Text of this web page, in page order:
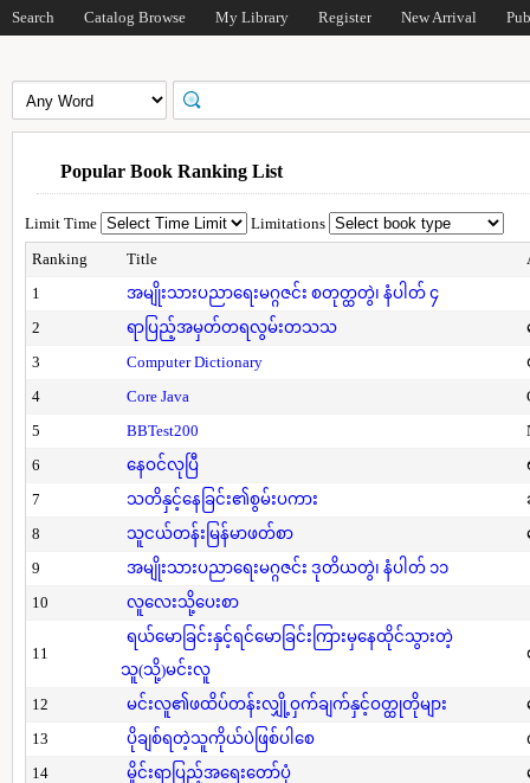
Search Catalog Browse My Library Register New Arrival
Popular Book Ranking List
Limit Time
Limitations
Ranking
Title
1
အမျိုးသားပညာရေးမဂ္ဂဇင်း စတုတ္ထတွဲ၊ နံပါတ် ၄
2
ရာပြည့်အမှတ်တရလွမ်းတသသ
3
Computer Dictionary
4
Core Java
5
BBTest200
6
နေဝင်လုပြီ
7
သတိနှင့်နေခြင်း၏စွမ်းပကား
8
သူငယ်တန်းမြန်မာဖတ်စာ
9
အမျိုးသားပညာရေးမဂ္ဂဇင်း ဒုတိယတွဲ၊ နံပါတ် ၁၁
10
လူလေးသို့ပေးစာ
11
ရယ်မောခြင်းနှင့်ရင်မောခြင်းကြားမှနေထိုင်သွားတဲ့
သူ(သို့)မင်းလူ
12 မင်းလူ၏ဖထိပ်တန်းလျှို့ဝှက်ချက်နှင့်ဝတ္ထုတိုများ
13
ပိုချစ်ရတဲ့သူကိုယ်ပဲဖြစ်ပါစေ
14
မှိုင်းရာပြည့်အရေးတော်ပုံ